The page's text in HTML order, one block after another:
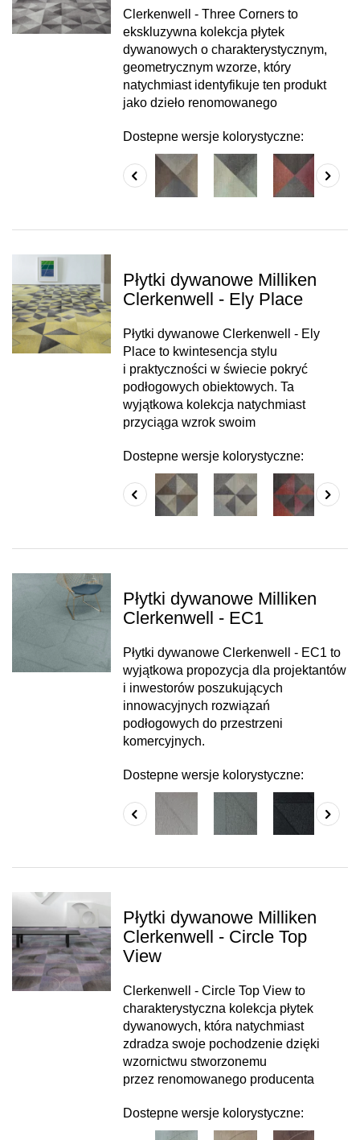
Clerkenwell - Three Corners to
ekskluzywna kolekcja płytek
dywanowych o charakterystycznym,
geometrycznym wzorze, który
natychmiast identyfikuje ten produkt
jako dzieło renomowanego
Dostepne wersje kolorystyczne:
Płytki dywanowe Milliken
Clerkenwell - Ely Place
Płytki dywanowe Clerkenwell - Ely
Place to kwintesencja stylu
i praktyczności w świecie pokryć
podłogowych obiektowych. Ta
wyjątkowa kolekcja natychmiast
przyciąga wzrok swoim
Dostepne wersje kolorystyczne:
Płytki dywanowe Milliken
Clerkenwell - EC1
Płytki dywanowe Clerkenwell - EC1 to
wyjątkowa propozycja dla projektantów
i inwestorów poszukujących
innowacyjnych rozwiązań
podłogowych do przestrzeni
komercyjnych.
Dostepne wersje kolorystyczne:
Płytki dywanowe Milliken
Clerkenwell - Circle Top
View
Clerkenwell - Circle Top View to
charakterystyczna kolekcja płytek
dywanowych, która natychmiast
zdradza swoje pochodzenie dzięki
wzornictwu stworzonemu
przez renomowanego producenta
Dostepne wersje kolorystyczne: